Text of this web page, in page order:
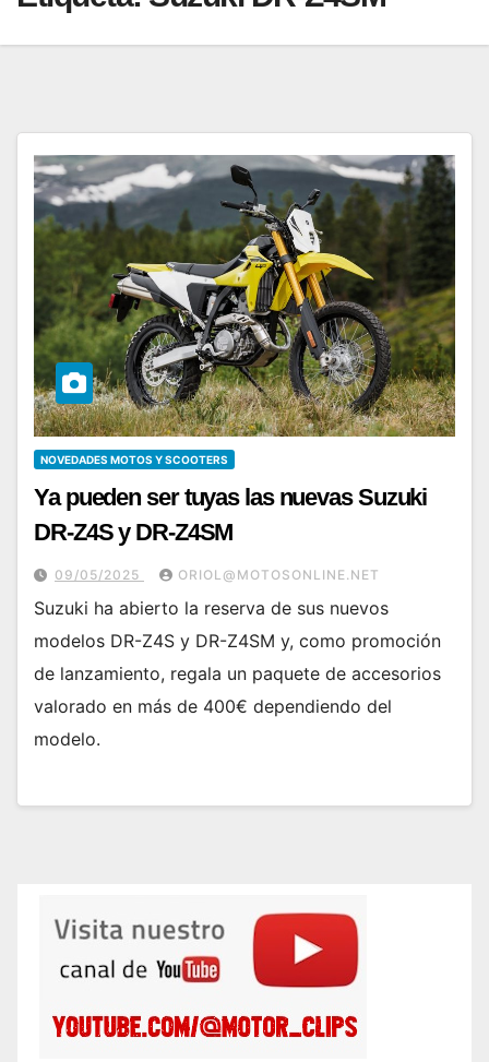
NOVEDADES MOTOS Y SCOOTERS
Ya pueden ser tuyas las nuevas Suzuki
DR-Z4S y DR-Z4SM
09/05/2025 ORIOL@MOTOSONLINE.NET
Suzuki ha abierto la reserva de sus nuevos
modelos DR-Z4S y DR-Z4SM y, como promoción
de lanzamiento, regala un paquete de accesorios
valorado en más de 400€ dependiendo del
modelo.